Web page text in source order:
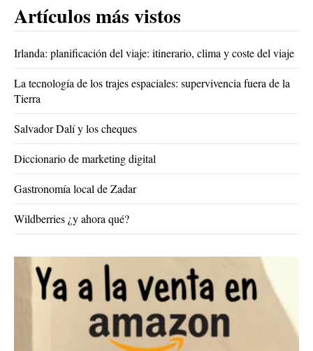
Artículos más vistos
Irlanda: planificación del viaje: itinerario, clima y coste del viaje
La tecnología de los trajes espaciales: supervivencia fuera de la
Tierra
Salvador Dalí y los cheques
Diccionario de marketing digital
Gastronomía local de Zadar
Wildberries ¿y ahora qué?